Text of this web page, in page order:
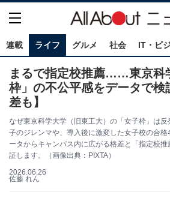
連載 ライフ グルメ 社会 IT・ビ
まるで指定校推薦……東京科
枠」の不公平感をデータで検
差も】
なぜ東京科学大学（旧東工大）の「女子枠」は
子のジレンマや、導入後に激変した女子校の合
ータからキャンパス内に広がる格差と「指定校
証します。（画像出典：PIXTA）
2026.06.26
佐藤 れん